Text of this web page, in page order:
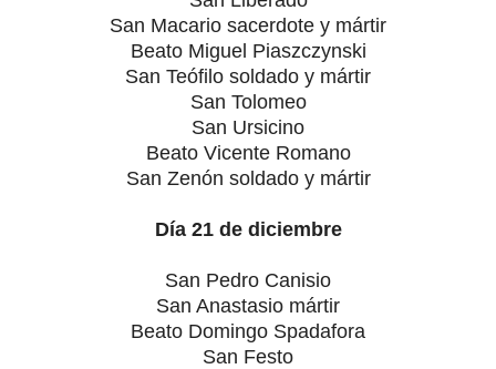
San Macario sacerdote y mártir
Beato Miguel Piaszczynski
San Teófilo soldado y mártir
San Tolomeo
San Ursicino
Beato Vicente Romano
San Zenón soldado y mártir
Día 21 de diciembre
San Pedro Canisio
San Anastasio mártir
Beato Domingo Spadafora
San Festo